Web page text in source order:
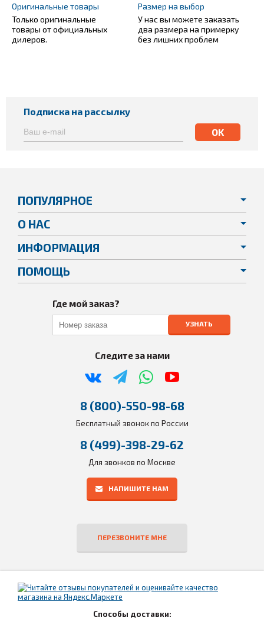
Оригинальные товары
Только оригинальные
товары от официальных
дилеров.
Размер на выбор
У нас вы можете заказать
два размера на примерку
без лишних проблем
Подписка на рассылку
ПОПУЛЯРНОЕ
О НАС
ИНФОРМАЦИЯ
ПОМОЩЬ
Где мой заказ?
УЗНАТЬ
Следите за нами
8 (800)-550-98-68
Бесплатный звонок по России
8 (499)-398-29-62
Для звонков по Москве
НАПИШИТЕ НАМ
ПЕРЕЗВОНИТЕ МНЕ
Способы доставки: